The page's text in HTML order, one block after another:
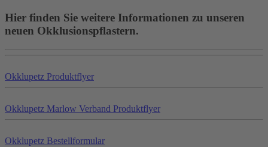
Hier finden Sie weitere Informationen zu unseren
neuen Okklusionspflastern.
Okklupetz Produktflyer
Okklupetz Marlow Verband Produktflyer
Okklupetz Bestellformular